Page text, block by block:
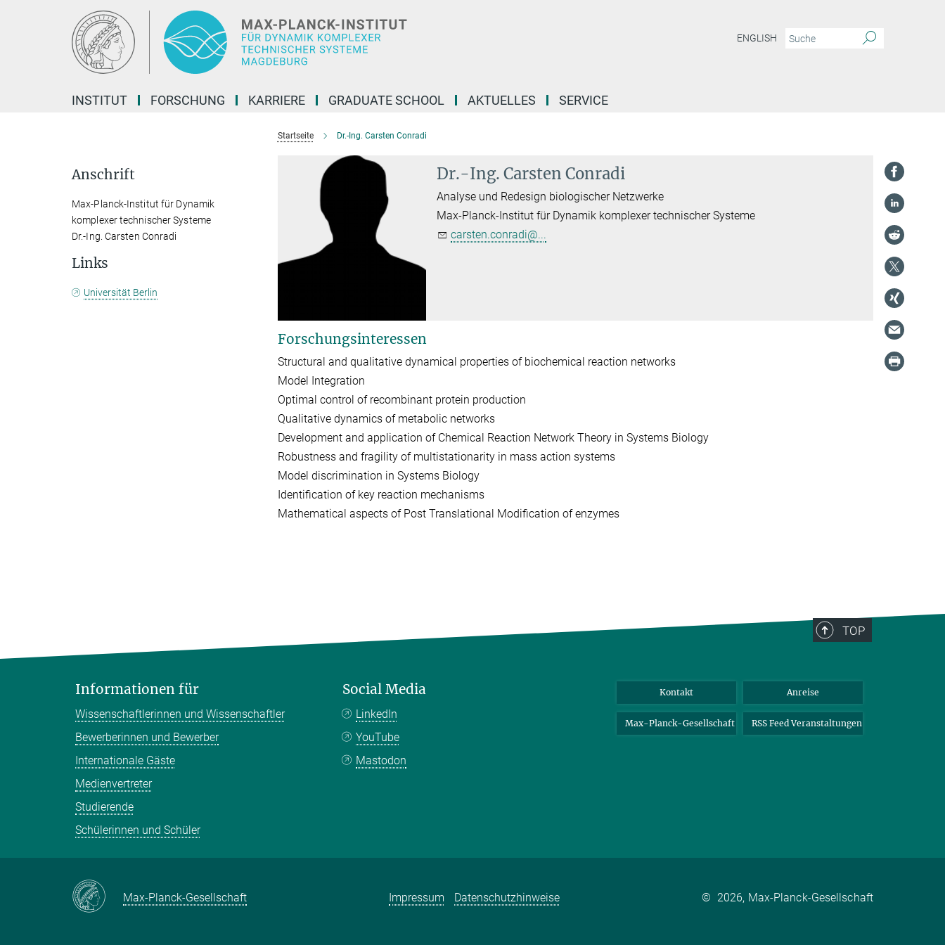
ENGLISH
INSTITUT FORSCHUNG KARRIERE GRADUATE SCHOOL AKTUELLES SERVICE
Startseite Dr.-Ing. Carsten Conradi
Dr.-Ing. Carsten Conradi
Analyse und Redesign biologischer Netzwerke
Max-Planck-Institut für Dynamik komplexer technischer Systeme
carsten.conradi@...
Forschungsinteressen
Structural and qualitative dynamical properties of biochemical reaction networks
Model Integration
Optimal control of recombinant protein production
Qualitative dynamics of metabolic networks
Development and application of Chemical Reaction Network Theory in Systems Biology
Robustness and fragility of multistationarity in mass action systems
Model discrimination in Systems Biology
Identification of key reaction mechanisms
Mathematical aspects of Post Translational Modification of enzymes
Anschrift
Max-Planck-Institut für Dynamik
komplexer technischer Systeme
Dr.-Ing. Carsten Conradi
Links
Universität Berlin
TOP
Informationen für
Wissenschaftlerinnen und Wissenschaftler
Bewerberinnen und Bewerber
Internationale Gäste
Medienvertreter
Studierende
Schülerinnen und Schüler
Social Media
LinkedIn
YouTube
Mastodon
Kontakt Anreise
Max-Planck-Gesellschaft RSS Feed Veranstaltungen
Max-Planck-Gesellschaft Impressum Datenschutzhinweise © 2026, Max-Planck-Gesellschaft